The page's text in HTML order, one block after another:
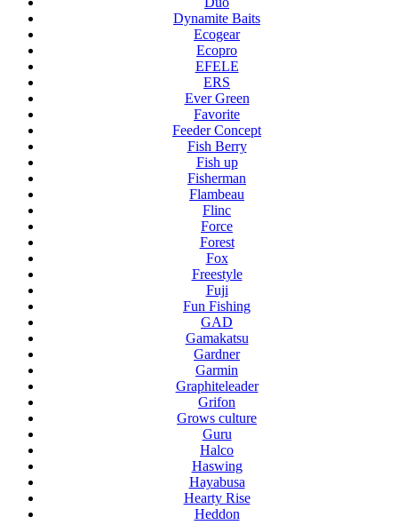
Dynamite Baits
Ecogear
Ecopro
EFELE
ERS
Ever Green
Favorite
Feeder Concept
Fish Berry
Fish up
Fisherman
Flambeau
Flinc
Force
Forest
Fox
Freestyle
Fuji
Fun Fishing
GAD
Gamakatsu
Gardner
Garmin
Graphiteleader
Grifon
Grows culture
Guru
Halco
Haswing
Hayabusa
Hearty Rise
Heddon